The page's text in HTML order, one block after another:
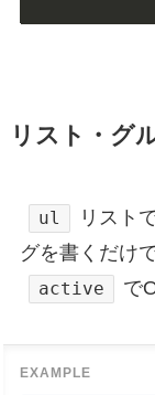
リスト・グ
ul リスト
グを書くだけ
active で